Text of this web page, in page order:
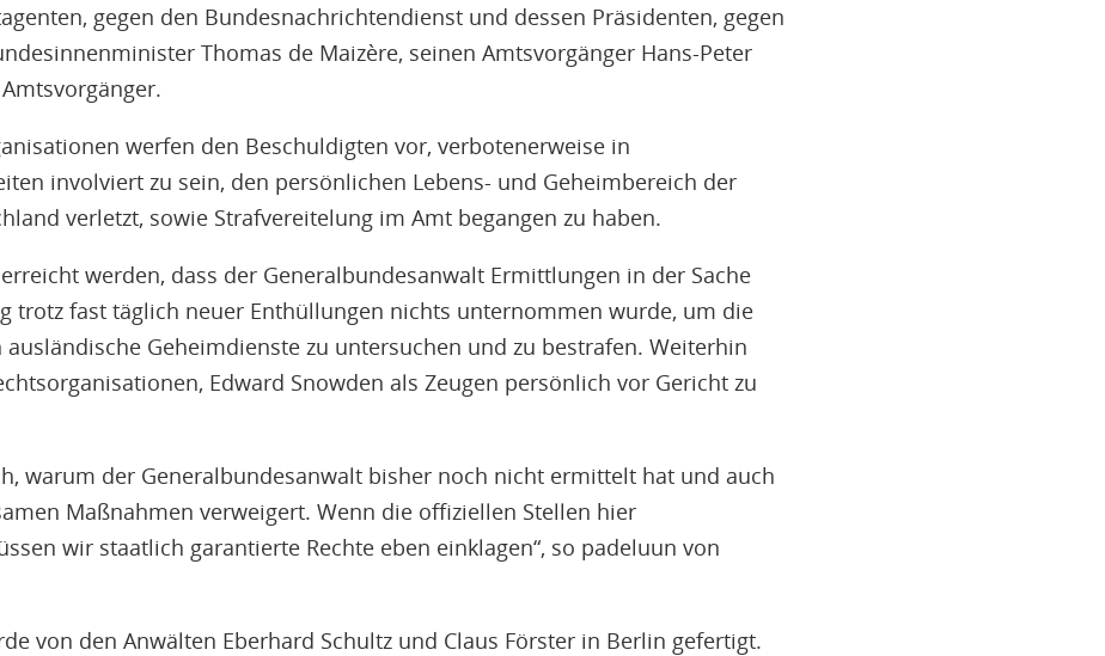
gegen den Bundesnachrichtendienst und dessen Präsidenten, gegen
Thomas de Maizère, seinen Amtsvorgänger Hans-Peter
werfen den Beschuldigten vor, verbotenerweise in
involviert zu sein, den persönlichen Lebens- und Geheimbereich der
verletzt, sowie Strafvereitelung im Amt begangen zu haben.
werden, dass der Generalbundesanwalt Ermittlungen in der Sache
trotz fast täglich neuer Enthüllungen nichts unternommen wurde, um die
Geheimdienste zu untersuchen und zu bestrafen. Weiterhin
Edward Snowden als Zeugen persönlich vor Gericht zu
warum der Generalbundesanwalt bisher noch nicht ermittelt hat und auch
Maßnahmen verweigert. Wenn die offiziellen Stellen hier
wir staatlich garantierte Rechte eben einklagen“, so padeluun von
von den Anwälten Eberhard Schultz und Claus Förster in Berlin gefertigt.